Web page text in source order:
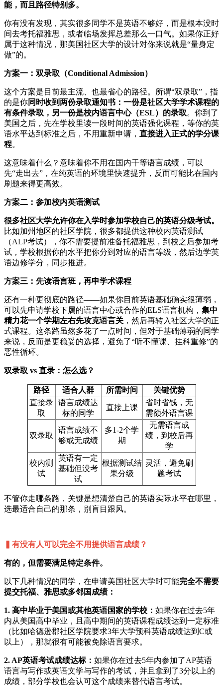
能，而且路径特别多。
你有没有发现，其实很多同学不是英语不够好，而是根本没时
间去考托福雅思，或者临场发挥总差那么一口气。如果你正好
属于这种情况，那美国社区大学的设计对你来说就是“量身定
做”的。
方案一：双录取（Conditional Admission）
这个方案是目前最主流、也最省心的路径。所谓“双录取”，指
的是你同时收到两份录取通知书：一份是社区大学学术课程的
有条件录取，另一份是校内语言中心（ESL）的录取。你到了
美国之后，先在学校里读一段时间的英语强化课程，等你的英
语水平达到标准之后，不用重新申请， 直接进入正式的学分课
程。
这意味着什么？意味着你不用在国内干等语言成绩，可以
先“走出去”，在纯英语的环境里快速提升，反而可能比在国内
刷题来得更高效。
方案二：参加校内英语测试
很多社区大学允许你在入学时参加学校自己的英语分级考试。
比如加州地区的社区学院，很多都提供这种校内英语测试
（ALP考试），你不需要提前准备托福雅思，到校之后参加考
试，学校根据你的水平把你分到对应的语言等级，然后边学英
语边修学分，同步推进。
方案三：先读语言班，再申学术课程
还有一种更彻底的路径——如果你目前英语基础确实很薄弱，
可以先申请学校下属的语言中心或合作的ELS语言机构， 集中
精力花一个学期左右先攻克语言关 ，然后再转入社区大学的正
式课程。这条路虽然多花了一点时间，但对于基础薄弱的同学
来说，反而是更稳妥的选择，避免了“听不懂课、挂科重修”的
恶性循环。
双录取 vs 直录：怎么选？
路径 适合人群 所需时间
关键优势
直接录
取
语言成绩达
标的同学
直接上课
省时省钱，无
需额外语言课
双录取
语言成绩不
够或无成绩
多1-2个学
期
无需语言成
绩，到校后再
学
校内测
试
英语有一定
基础但没考
试
根据测试结
果分级
灵活，避免刷
题考试
不管你走哪条路，关键是想清楚自己的英语实际水平在哪里，
选最适合自己的那条，别盲目跟风。
▍有没有人可以完全不用提供语言成绩？
有的，但需要满足特定条件。
以下几种情况的同学，在申请美国社区大学时可能完全不需要
提交托福、雅思或多邻国成绩：
1. 高中毕业于美国或其他英语国家的学校： 如果你在过去5年
内从美国高中毕业，且高中期间的英语课程成绩达到一定标准
（比如哈德逊郡社区学院要求3年大学预科英语成绩达到C或
以上），那就很有可能被免除语言要求。
2. AP英语考试成绩达标： 如果你在过去5年内参加了AP英语
语言与写作或英语文学与写作的考试，并且拿到了3分以上的
成绩，部分学校也会认可这个成绩来替代语言考试。